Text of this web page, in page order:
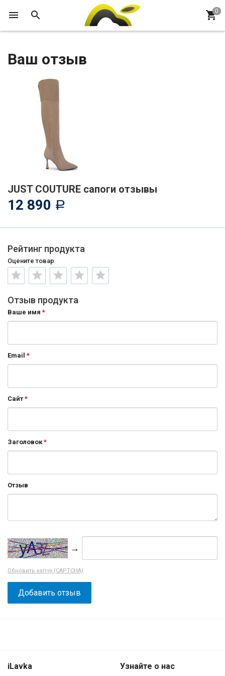
Ваш отзыв
JUST COUTURE сапоги отзывы
12 890 Р
Рейтинг продукта
Оцените товар
Отзыв продукта
Ваше имя
Email
Сайт
Заголовок
Отзыв
→
Обновить капчу (CAPTCHA)
iLavka Узнайте о нас